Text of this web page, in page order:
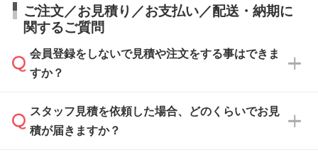
ご注文／お見積り／お支払い／配送・納期に
関するご質問
会員登録をしないで見積や注文をする事はできま
すか？
可能です。見積・注文フォームにて『ゲストの
まま進む』ボタンからお進みのうえ、ご依頼く
スタッフ見積を依頼した場合、どのくらいでお見
積が届きますか？